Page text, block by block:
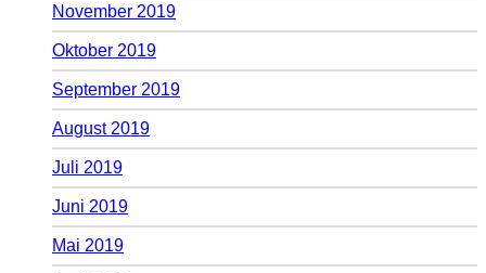
November 2019
Oktober 2019
September 2019
August 2019
Juli 2019
Juni 2019
Mai 2019